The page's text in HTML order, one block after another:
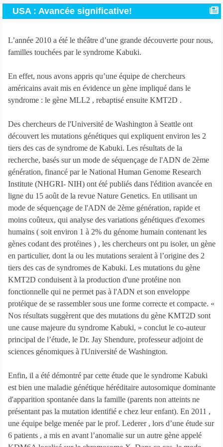
USA : Avancée significative!
L’année 2010 a été le théâtre d’une grande découverte pour nous,
familles touchées par le syndrome Kabuki.
En effet, nous avons appris qu’une équipe de chercheurs
américains avait mis en évidence un gène impliqué dans le
syndrome : le gène MLL2 , rebaptisé ensuite KMT2D .
Des chercheurs de l'Université de Washington à Seattle ont
découvert les mutations génétiques qui expliquent environ les 2
tiers des cas de syndrome de Kabuki. Les résultats de la
recherche, basés sur un mode de séquençage de l'ADN de 2ème
génération, financé par le National Human Genome Research
Institute (NHGRI- NIH) ont été publiés dans l'édition avancée en
ligne du 15 août de la revue Nature Genetics. En utilisant un
mode de séquençage de l'ADN de 2ème génération, rapide et
moins coûteux, qui analyse des variations génétiques d'exomes
humains ( soit environ 1 à 2% du génome humain contenant les
gènes codant des protéines ) , les chercheurs ont pu isoler, un gène
en particulier, dont la ou les mutations seraient à l’origine des 2
tiers des cas de syndromes de Kabuki. Les mutations du gène
KMT2D conduisent à la production d'une protéine non
fonctionnelle qui ne permet pas à l'ADN et son enveloppe
protéique de se rassembler sous une forme correcte et compacte. «
Nos résultats suggèrent que des mutations du gène KMT2D sont
une cause majeure du syndrome Kabuki, » conclut le co-auteur
principal de l’étude, le Dr. Jay Shendure, professeur adjoint de
sciences génomiques à l'Université de Washington.
Enfin, il a été démontré par cette étude que le syndrome Kabuki
est bien une maladie génétique héréditaire autosomique dominante
d'apparition spontanée dans la famille (parents non atteints ne
présentant pas la mutation identifié e chez leur enfant). En 2011 ,
une équipe belge menée par le prof. Lederer , lors d’une étude sur
6 patients , a mis en avant l’anomalie sur un autre gène appelé